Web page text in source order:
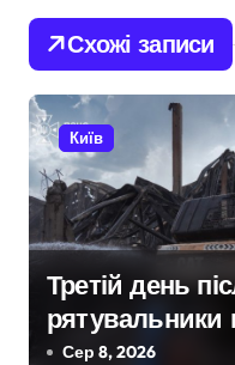
г
а
ц
і
я
а
Схожі записи
Київ
Третій день
наслідками
Сер 8, 2026